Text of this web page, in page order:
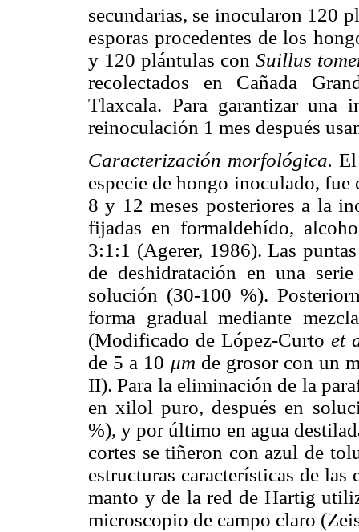
secundarias, se inocularon 120
esporas procedentes de los
y 120 plántulas con Suillus
recolectados en Cañada
Tlaxcala. Para garantizar una
reinoculación 1 mes después
Caracterización morfológica.
especie de hongo inoculado,
8 y 12 meses posteriores a la
fijadas en formaldehído,
3:1:1 (Agerer, 1986). Las
de deshidratación en una
solución (30-100 %).
forma gradual mediante
(Modificado de López-Curto et
de 5 a 10 μm de grosor con un
II). Para la eliminación de la
en xilol puro, después en
%), y por último en agua
cortes se tiñeron con azul de
estructuras características de
manto y de la red de Hartig
microscopio de campo claro